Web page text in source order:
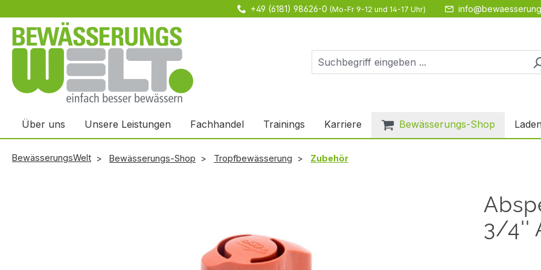
+49 (6181) 98626-0 (Mo-Fr 9-12 und 14-17 Uhr)
Über uns Unsere Leistungen Fachhandel Trainings Karriere Bewässerungs-Shop
BewässerungsWelt Bewässerungs-Shop Tropfbewässerung Zubehör
3/4''